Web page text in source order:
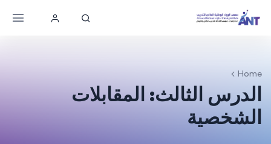
Home
الدرس الثالث: المقابلات
الشخصية